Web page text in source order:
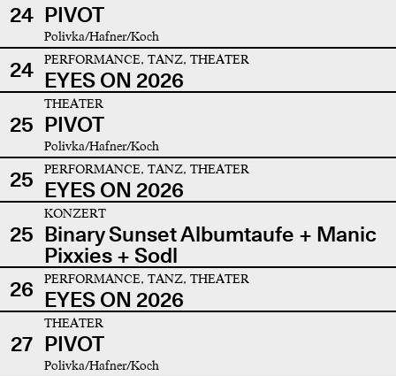
24 PIVOT
Polivka/Hafner/Koch
24 PERFORMANCE, TANZ, THEATER
EYES ON 2026
25
THEATER
PIVOT
Polivka/Hafner/Koch
25 PERFORMANCE, TANZ, THEATER
EYES ON 2026
25
KONZERT
Binary Sunset Albumtaufe + Manic
Pixxies + Sodl
26
PERFORMANCE, TANZ, THEATER
EYES ON 2026
27
THEATER
PIVOT
Polivka/Hafner/Koch